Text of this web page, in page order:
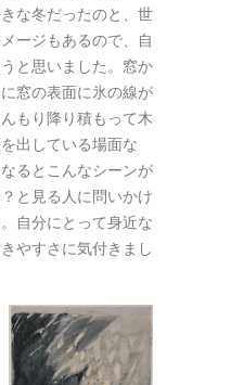
な冬だったのと、世
ージもあるので、自
と思いました。窓か
窓の表面に氷の線が
もり降り積もって木
出している場面な
るとこんなシーンが
と見る人に問いかけ
自分にとって身近な
やすさに気付きまし